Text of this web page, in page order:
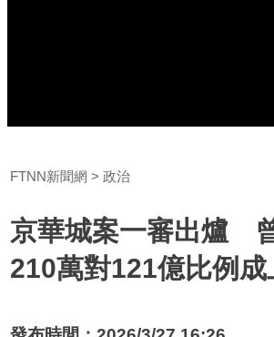
FTNN新聞網 政治
京華城案一審出爐
210萬對121億比例